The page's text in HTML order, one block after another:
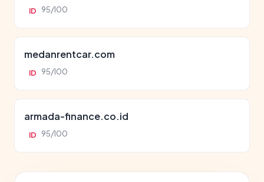
ID 95/100
medanrentcar.com
ID 95/100
armada-finance.co.id
ID 95/100